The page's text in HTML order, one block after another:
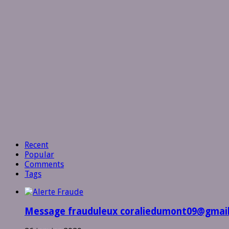
Recent
Popular
Comments
Tags
Message frauduleux